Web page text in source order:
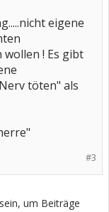
eigene
! Es gibt
töten" als
#3
um Beiträge